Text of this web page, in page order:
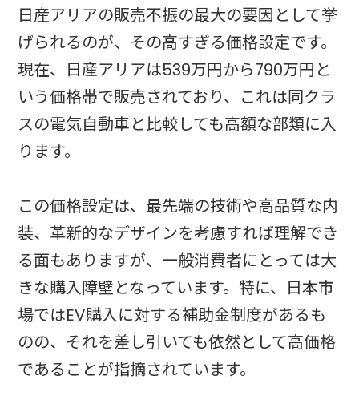
日産アリアの販売不振の最大の要因として挙
げられるのが、その高すぎる価格設定です。
現在、日産アリアは539万円から790万円と
いう価格帯で販売されており、これは同クラ
スの電気自動車と比較しても高額な部類に入
ります。
この価格設定は、最先端の技術や高品質な内
装、革新的なデザインを考慮すれば理解でき
る面もありますが、一般消費者にとっては大
きな購入障壁となっています。特に、日本市
場ではEV購入に対する補助金制度があるも
のの、それを差し引いても依然として高価格
であることが指摘されています。